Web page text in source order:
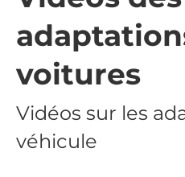
voitures
Vidéos sur les
véhicule